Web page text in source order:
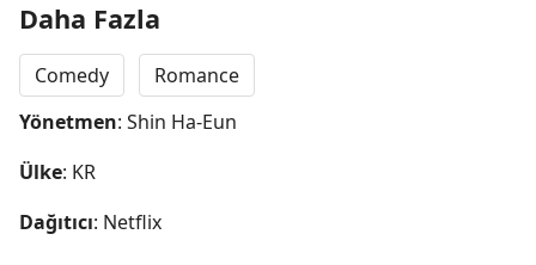
Daha Fazla
Comedy
Romance
Yönetmen: Shin Ha-Eun
Ülke: KR
Dağıtıcı: Netflix